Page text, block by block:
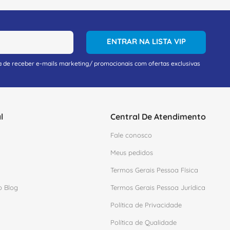
garantindo padronização e facilidade de
ENTRAR NA LISTA VIP
de receber e-mails marketing/ promocionais com ofertas exclusivas
Blog
Central De Atendimento
Fale conosco
Meus pedidos
Termos Gerais Pessoa Física
Termos Gerais Pessoa Jurídica
Política de Privacidade
Política de Qualidade